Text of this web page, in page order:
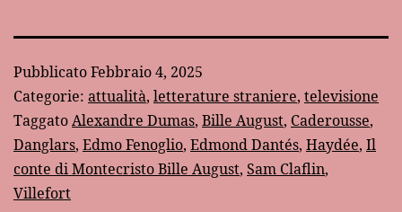
PubblicatoFebbraio 4, 2025
Categorie: attualità, letterature straniere, televisione
TaggatoAlexandre Dumas, Bille August, Caderousse,
Danglars, Edmo Fenoglio, Edmond Dantés, Haydée, Il
conte di Montecristo Bille August, Sam Claflin,
Villefort